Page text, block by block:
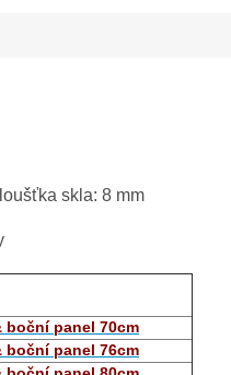
skla: 8 mm
boční panel 70cm
boční panel 76cm